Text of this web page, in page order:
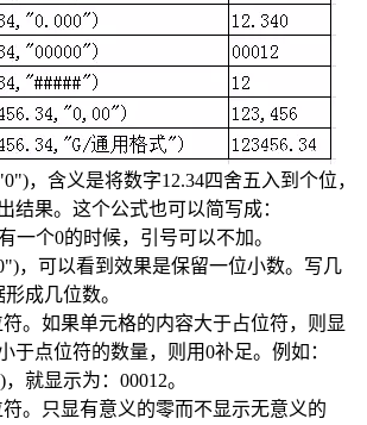
，含义是将数字12.34四舍五入到个位，
结果。这个公式也可以简写成：
一个0的时候，引号可以不加。
可以看到效果是保留一位小数。写几
成几位数。
如果单元格的内容大于占位符，则显
于点位符的数量，则用0补足。例如：
就显示为：00012。
。只显有意义的零而不显示无意义的